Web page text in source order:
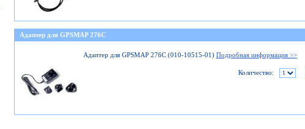
Адаптер для GPSMAP 276C
Адаптер для GPSMAP 276C (010-10515-01) Подробная информация >>
Количество: